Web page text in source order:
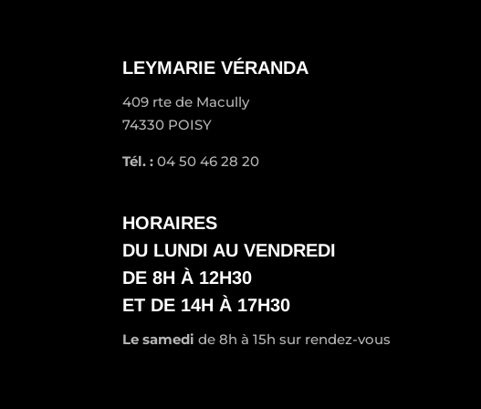
LEYMARIE VÉRANDA
409 rte de Macully
74330 POISY
Tél. : 04 50 46 28 20
HORAIRES
DU LUNDI AU VENDREDI
DE 8H À 12H30
ET DE 14H À 17H30
Le samedi de 8h à 15h sur rendez-vous